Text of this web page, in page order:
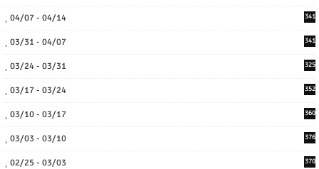
04/07 - 04/14 341
03/31 - 04/07 341
03/24 - 03/31 325
03/17 - 03/24 352
03/10 - 03/17 360
03/03 - 03/10 376
02/25 - 03/03 370